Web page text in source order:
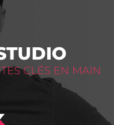
CLÉS EN MAIN